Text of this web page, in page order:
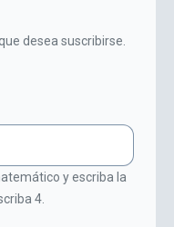
desea suscribirse.
y escriba la
4.